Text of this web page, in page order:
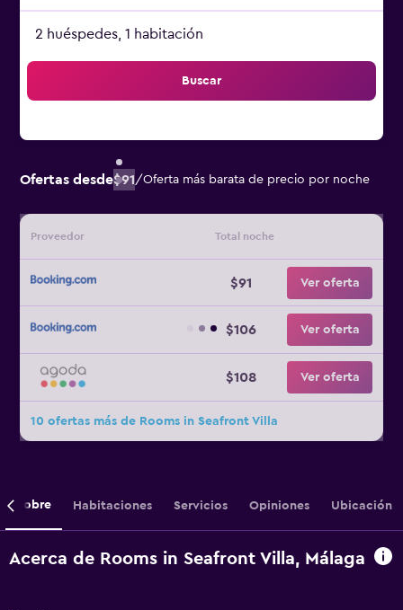
2 huéspedes, 1 habitación
Buscar
Ofertas desde$91/Oferta más barata de precio por noche
Proveedor Total noche
$91 Ver oferta
$106 Ver oferta
$108 Ver oferta
10 ofertas más de Rooms in Seafront Villa
Sobre Habitaciones Servicios Opiniones Ubicación
Acerca de Rooms in Seafront Villa, Málaga